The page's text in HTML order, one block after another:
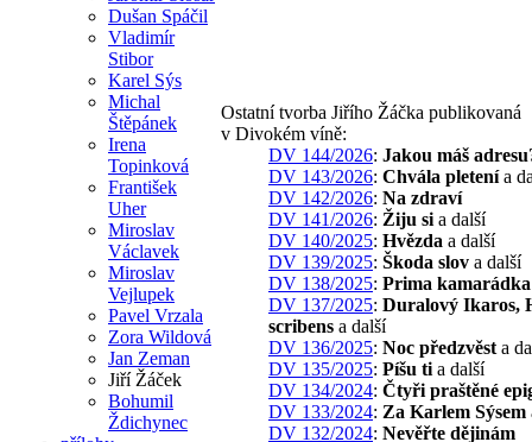
Dušan Spáčil
Vladimír
Stibor
Karel Sýs
Michal
Štěpánek
Irena
Topinková
František
Uher
Miroslav
Václavek
Miroslav
Vejlupek
Pavel Vrzala
Zora Wildová
Jan Zeman
Jiří Žáček
Bohumil
Ždichynec
Ostatní tvorba Jiřího Žáčka publikovaná
v Divokém víně:
DV 144/2026: Jakou máš
DV 143/2026: Chvála pletenía
DV 142/2026: Na zdraví
DV 141/2026: Žiju si a další
DV 140/2025: Hvězda a další
DV 139/2025: Škoda slov a další
DV 138/2025: Prima kamarádka
DV 137/2025: Duralový Ikaros,
scribens a další
DV 136/2025: Noc předzvěst a
DV 135/2025: Píšu ti a další
DV 134/2024: Čtyři praštěné
DV 133/2024: Za Karlem Sýsem
DV 132/2024: Nevěřte dějinám